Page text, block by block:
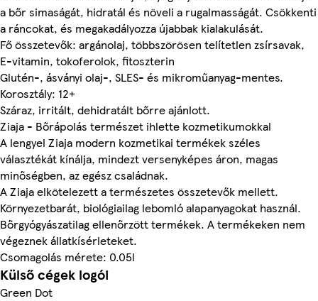
a bőr simaságát, hidratál és növeli a rugalmasságát. Csökkenti
a ráncokat, és megakadályozza újabbak kialakulását.
Fő összetevők: argánolaj, többszörösen telítetlen zsírsavak,
E-vitamin, tokoferolok, fitoszterin
Glutén-, ásványi olaj-, SLES- és mikroműanyag-mentes.
Korosztály: 12+
Száraz, irritált, dehidratált bőrre ajánlott.
Ziaja - Bőrápolás természet ihlette kozmetikumokkal
A lengyel Ziaja modern kozmetikai termékek széles
választékát kínálja, mindezt versenyképes áron, magas
minőségben, az egész családnak.
A Ziaja elkötelezett a természetes összetevők mellett.
Környezetbarát, biológiailag lebomló alapanyagokat használ.
Bőrgyógyászatilag ellenőrzött termékek. A termékeken nem
végeznek állatkísérleteket.
Csomagolás mérete: 0.05l
Külső cégek logói
Green Dot